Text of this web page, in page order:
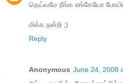
தெய்வமே நீங்க எங்கேயோ
மிக்க நன்றி ;)
Reply
Anonymous June 24, 2008